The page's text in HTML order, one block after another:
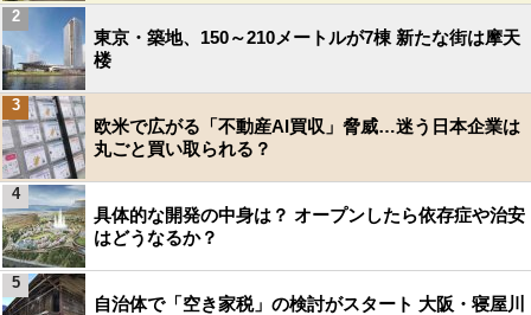
東京・築地、150～210メートルが7棟 新たな街は摩天
楼
2
欧米で広がる「不動産AI買収」脅威…迷う日本企業は
丸ごと買い取られる？
3
具体的な開発の中身は？ オープンしたら依存症や治安
はどうなるか？
4
自治体で「空き家税」の検討がスタート 大阪・寝屋川
5